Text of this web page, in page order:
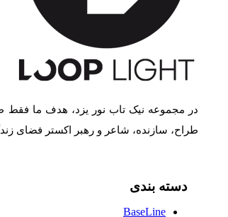
در مجموعه نیک تاب نور یزد، هدف ما فقط
طراح، سازنده، شاعر و رهبر اکستر فضای
دسته بندی
BaseLine